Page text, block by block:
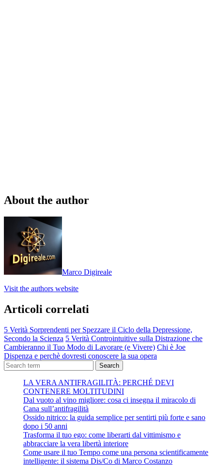
About the author
Marco Digireale
Visit the authors website
Articoli correlati
5 Verità Sorprendenti per Spezzare il Ciclo della Depressione,
Secondo la Scienza 5 Verità Controintuitive sulla Distrazione che
Cambieranno il Tuo Modo di Lavorare (e Vivere) Chi è Joe
Dispenza e perchè dovresti conoscere la sua opera
Search
LA VERA ANTIFRAGILITÀ: PERCHÉ DEVI
CONTENERE MOLTITUDINI
Dal vuoto al vino migliore: cosa ci insegna il miracolo di
Cana sull’antifragilità
Ossido nitrico: la guida semplice per sentirti più forte e sano
dopo i 50 anni
Trasforma il tuo ego: come liberarti dal vittimismo e
abbracciare la vera libertà interiore
Come usare il tuo Tempo come una persona scientificamente
intelligente: il sistema Dis/Co di Marco Costanzo